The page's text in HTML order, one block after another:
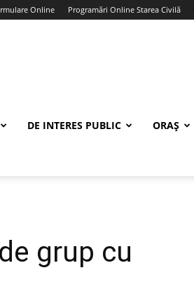
Online Programări Online Starea Civilă
DE INTERES PUBLIC ORAȘ
grup cu